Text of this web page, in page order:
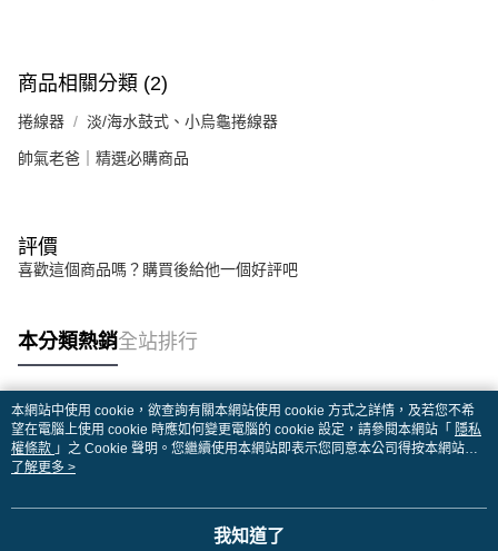
商品相關分類 (2)
捲線器 淡/海水鼓式、小烏龜捲線器
帥氣老爸｜精選必購商品
評價
喜歡這個商品嗎？購買後給他一個好評吧
本分類熱銷全站排行
熱門標籤
本網站中使用 cookie，欲查詢有關本網站使用 cookie 方式之詳情，及若您不希
望在電腦上使用 cookie 時應如何變更電腦的 cookie 設定，請參閱本網站「 隱私
權條款 」之 Cookie 聲明。您繼續使用本網站即表示您同意本公司得按本網站使
用條款之 Cookie 聲明使用 cookie。
了解更多 >
我知道了